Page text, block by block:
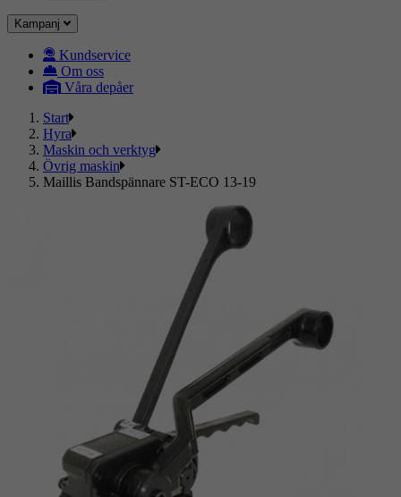
Kampanj
Kundservice
Om oss
Våra depåer
Start
Hyra
Maskin och verktyg
Övrig maskin
Maillis Bandspännare ST-ECO 13-19